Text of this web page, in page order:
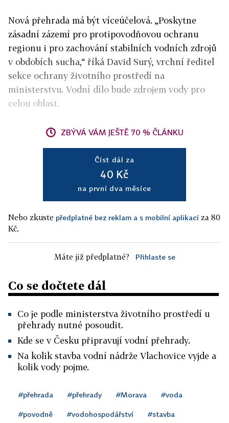
Nová přehrada má být víceúčelová. „Poskytne
zásadní zázemí pro protipovodňovou ochranu
regionu i pro zachování stabilních vodních zdrojů
v obdobích sucha,“ říká David Surý, vrchní ředitel
sekce ochrany životního prostředí na
ministerstvu. Vodní dílo bude zdrojem vody pro
celou oblast.
ZBÝVÁ VÁM JEŠTĚ 70 % ČLÁNKU
Číst dál za
40 Kč
na první dva měsíce
Nebo zkuste předplatné bez reklam a s mobilní aplikací za 80
Kč.
Máte již předplatné? Přihlaste se
Co se dočtete dál
Co je podle ministerstva životního prostředí u
přehrady nutné posoudit.
Kde se v Česku připravují vodní přehrady.
Na kolik stavba vodní nádrže Vlachovice vyjde a
kolik vody pojme.
#přehrada #přehrady #Morava #voda
#povodně #vodohospodářství #stavba